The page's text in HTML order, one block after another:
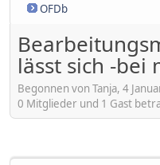
OFDb
lässt sich -bei
Begonnen von Tanja, 4
0 Mitglieder und 1 Gast